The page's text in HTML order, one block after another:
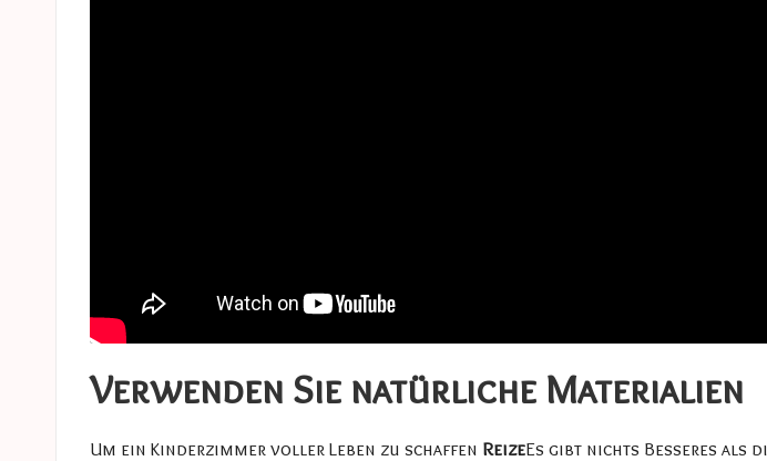
Verwenden Sie natürliche Materialien
Um ein Kinderzimmer voller Leben zu schaffen ReizeEs gibt nichts Besseres als